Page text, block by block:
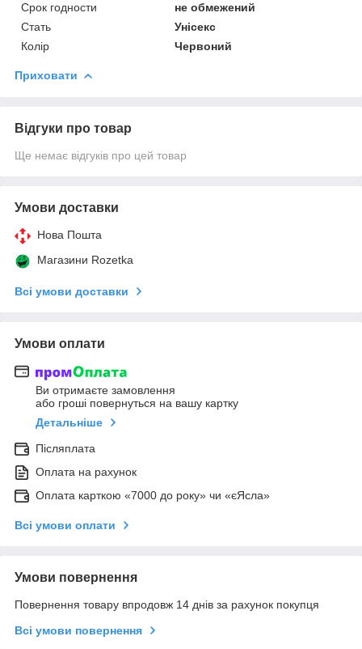
Срок годности
не обмежений
Стать
Унісекс
Колір
Червоний
Приховати
Відгуки про товар
Ще немає відгуків про цей товар
Умови доставки
Нова Пошта
Магазини Rozetka
Всі умови доставки
Умови оплати
Ви отримаєте замовлення
або гроші повернуться на вашу картку
Детальніше
Післяплата
Оплата на рахунок
Оплата карткою «7000 до року» чи «єЯсла»
Всі умови оплати
Умови повернення
Повернення товару впродовж 14 днів за рахунок покупця
Всі умови повернення